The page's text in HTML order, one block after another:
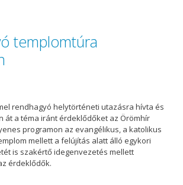
templomtúra
rendhagyó helytörténeti utazásra hívta és
át a téma iránt érdeklődőket az Örömhír
programon az evangélikus, a katolikus
mellett a felújítás alatt álló egykori
is szakértő idegenvezetés mellett
érdeklődők.